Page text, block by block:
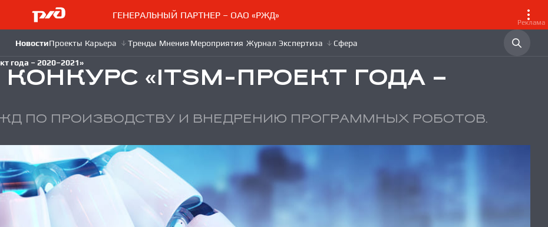
ГЕНЕРАЛЬНЫЙ ПАРТНЕР – ОАО «РЖД»
Реклама
года – 2020–2021»
«ITSM-ПРОЕКТ ГОДА –
ПО ПРОИЗВОДСТВУ И ВНЕДРЕНИЮ ПРОГРАММНЫХ РОБОТОВ.